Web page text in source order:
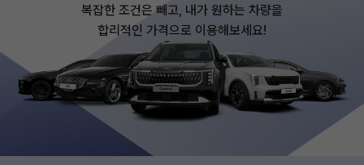
복잡한 조건은 빼고, 내가 원하는 차량을
합리적인 가격으로 이용해보세요!